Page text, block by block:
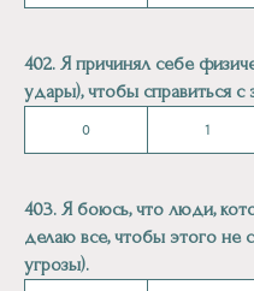
402. Я причинял себе
удары), чтобы справиться
0 1
403. Я боюсь, что люди,
делаю все, чтобы этого не
угрозы).